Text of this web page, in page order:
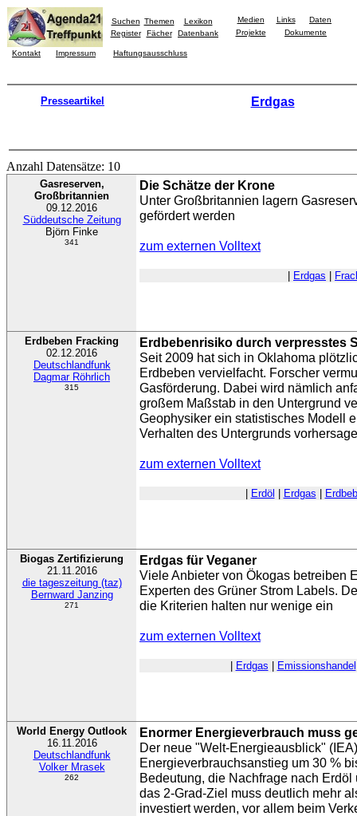
Suchen Themen
Lexikon
Register
Fächer Datenbank
Medien Links
Daten
Projekte
Dokumente
Kontakt Impressum Haftungsausschluss
Presseartikel Erdgas
Anzahl Datensätze: 10
Gasreserven,
Großbritannien
09.12.2016
Süddeutsche Zeitung
Björn Finke
341
Die Schätze der Krone
Unter Großbritannien lagern
gefördert werden
zum externen Volltext
Erdgas
Erdbeben Fracking
02.12.2016
Deutschlandfunk
Dagmar Röhrlich
315
Erdbebenrisiko durch verpresstes
Seit 2009 hat sich in Oklahoma
Erdbeben vervielfacht. Forscher
Gasförderung. Dabei wird nämlich
großem Maßstab in den Untergrund
Geophysiker ein statistisches Modell
Verhalten des Untergrunds
zum externen Volltext
Erdöl Erdgas
Biogas Zertifizierung
21.11.2016
die tageszeitung (taz)
Bernward Janzing
271
Erdgas für Veganer
Viele Anbieter von Ökogas betreiben
Experten des Grüner Strom Labels.
die Kriterien halten nur wenige ein
zum externen Volltext
Erdgas Emissionshandel
World Energy Outlook
16.11.2016
Deutschlandfunk
Volker Mrasek
262
Enormer Energieverbrauch muss
Der neue "Welt-Energieausblick"
Energieverbrauchsanstieg um 30 %
Bedeutung, die Nachfrage nach
das 2-Grad-Ziel muss deutlich mehr
investiert werden, vor allem beim